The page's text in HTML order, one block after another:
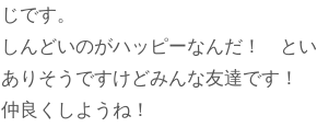
じです。
しんどいのがハッピーなんだ！ と
ありそうですけどみんな友達です！
仲良くしようね！